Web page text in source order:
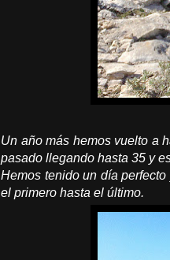
Un año más hemos vuelto a
pasado llegando hasta 35 y
Hemos tenido un día
el primero hasta el último.